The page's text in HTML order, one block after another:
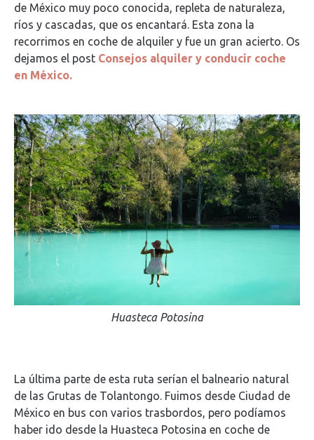
de México muy poco conocida, repleta de naturaleza,
ríos y cascadas, que os encantará. Esta zona la
recorrimos en coche de alquiler y fue un gran acierto. Os
dejamos el post Consejos alquiler y conducir coche
en México.
Huasteca Potosina
La última parte de esta ruta serían el balneario natural
de las Grutas de Tolantongo. Fuimos desde Ciudad de
México en bus con varios trasbordos, pero podíamos
haber ido desde la Huasteca Potosina en coche de